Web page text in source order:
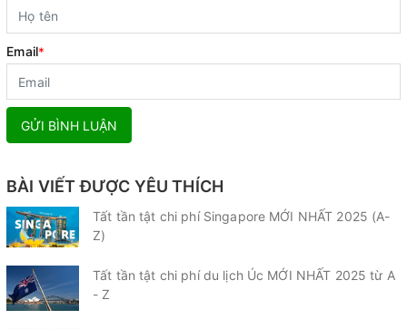
Email*
GỬI BÌNH LUẬN
BÀI VIẾT ĐƯỢC YÊU THÍCH
Tất tần tật chi phí Singapore MỚI NHẤT 2025 (A-
Z)
Tất tần tật chi phí du lịch Úc MỚI NHẤT 2025 từ A
- Z